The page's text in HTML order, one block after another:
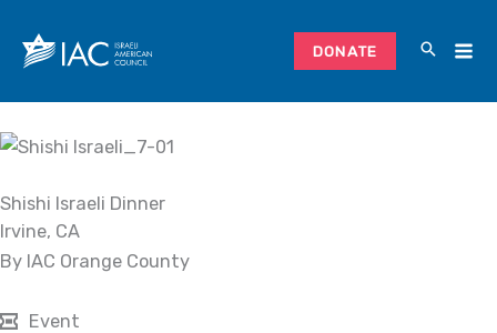
content
DONATE
Shishi Israeli Dinner
Irvine, CA
By IAC Orange County
Event